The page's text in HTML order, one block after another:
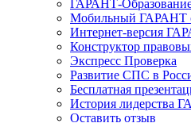
ГАРАНТ-
Мобильный ГАРАНТ
Интернет-версия
Конструктор
Экспресс Проверка
Развитие СПС в
Бесплатная
История лидерства
Оставить отзыв